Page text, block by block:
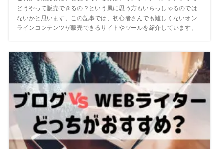
どうやって販売できるの？という風に思う方もいらっしゃるのでは
ないかと思います。この記事では、初心者さんでも難しくないオン
ラインコンテンツが販売できるサイトやツールを紹介しています。